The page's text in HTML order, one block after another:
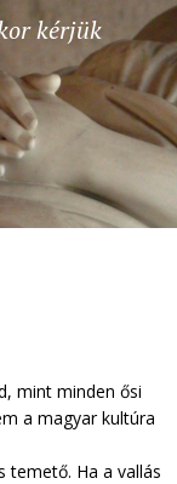
kérjük
mint minden ősi
a magyar kultúra
temető. Ha a vallás